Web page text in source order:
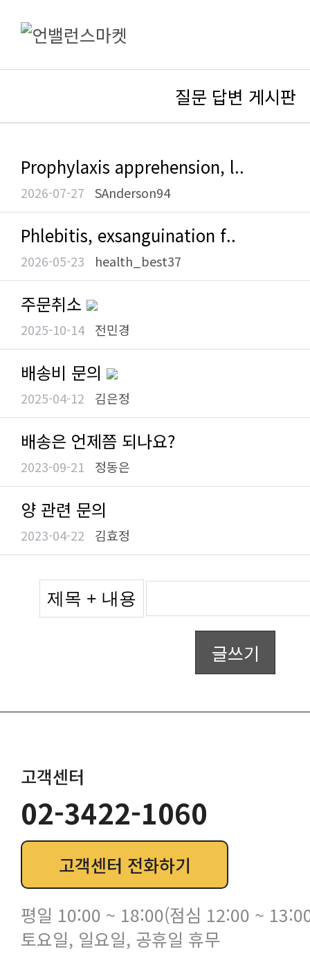
질문 답변 게시판
Prophylaxis apprehension, l..
2026-07-27 SAnderson94
Phlebitis, exsanguination f..
2026-05-23 health_best37
주문취소
2025-10-14 전민경
배송비 문의
2025-04-12 김은정
배송은 언제쯤 되나요?
2023-09-21 정동은
양 관련 문의
2023-04-22 김효정
글쓰기
고객센터
02-3422-1060
고객센터 전화하기
평일 10:00 ~ 18:00(점심 12:00 ~
토요일, 일요일, 공휴일 휴무